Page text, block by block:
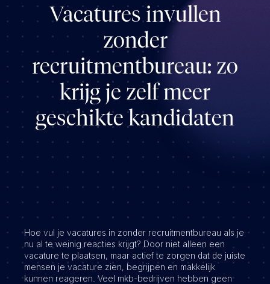
ContactVacatures invullen
zonder
recruitmentbureau: zo
krijg je zelf meer
geschikte kandidaten
Hoe vul je vacatures in zonder recruitmentbureau als je
nu al te weinig reacties krijgt? Door niet alleen een
vacature te plaatsen, maar actief te zorgen dat de juiste
mensen je vacature zien, begrijpen en makkelijk
kunnen reageren. Veel mkb-bedrijven hebben geen